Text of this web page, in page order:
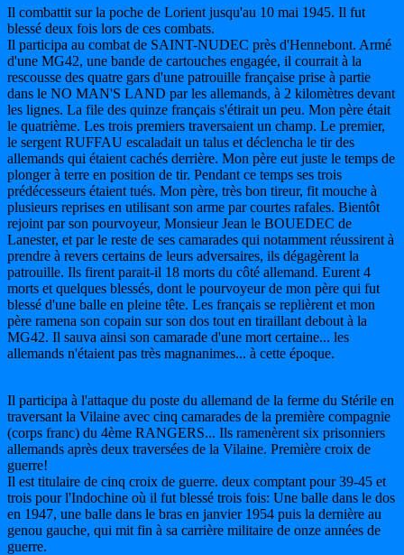
Il combattit sur la poche de Lorient jusqu'au 10 mai 1945. Il fut
blessé deux fois lors de ces combats.
Il participa au combat de SAINT-NUDEC près d'Hennebont. Armé
d'une MG42, une bande de cartouches engagée, il courrait à la
rescousse des quatre gars d'une patrouille française prise à partie
dans le NO MAN'S LAND par les allemands, à 2 kilomètres devant
les lignes. La file des quinze français s'étirait un peu. Mon père était
le quatrième. Les trois premiers traversaient un champ. Le premier,
le sergent RUFFAU escaladait un talus et déclencha le tir des
allemands qui étaient cachés derrière. Mon père eut juste le temps de
plonger à terre en position de tir. Pendant ce temps ses trois
prédécesseurs étaient tués. Mon père, très bon tireur, fit mouche à
plusieurs reprises en utilisant son arme par courtes rafales. Bientôt
rejoint par son pourvoyeur, Monsieur Jean le BOUEDEC de
Lanester, et par le reste de ses camarades qui notamment réussirent à
prendre à revers certains de leurs adversaires, ils dégagèrent la
patrouille. Ils firent parait-il 18 morts du côté allemand. Eurent 4
morts et quelques blessés, dont le pourvoyeur de mon père qui fut
blessé d'une balle en pleine tête. Les français se replièrent et mon
père ramena son copain sur son dos tout en tiraillant debout à la
MG42. Il sauva ainsi son camarade d'une mort certaine... les
allemands n'étaient pas très magnanimes... à cette époque.
Il participa à l'attaque du poste du allemand de la ferme du Stérile en
traversant la Vilaine avec cinq camarades de la première compagnie
(corps franc) du 4ème RANGERS... Ils ramenèrent six prisonniers
allemands après deux traversées de la Vilaine. Première croix de
guerre!
Il est titulaire de cinq croix de guerre. deux comptant pour 39-45 et
trois pour l'Indochine où il fut blessé trois fois: Une balle dans le dos
en 1947, une balle dans le bras en janvier 1954 puis la dernière au
genou gauche, qui mit fin à sa carrière militaire de onze années de
guerre.